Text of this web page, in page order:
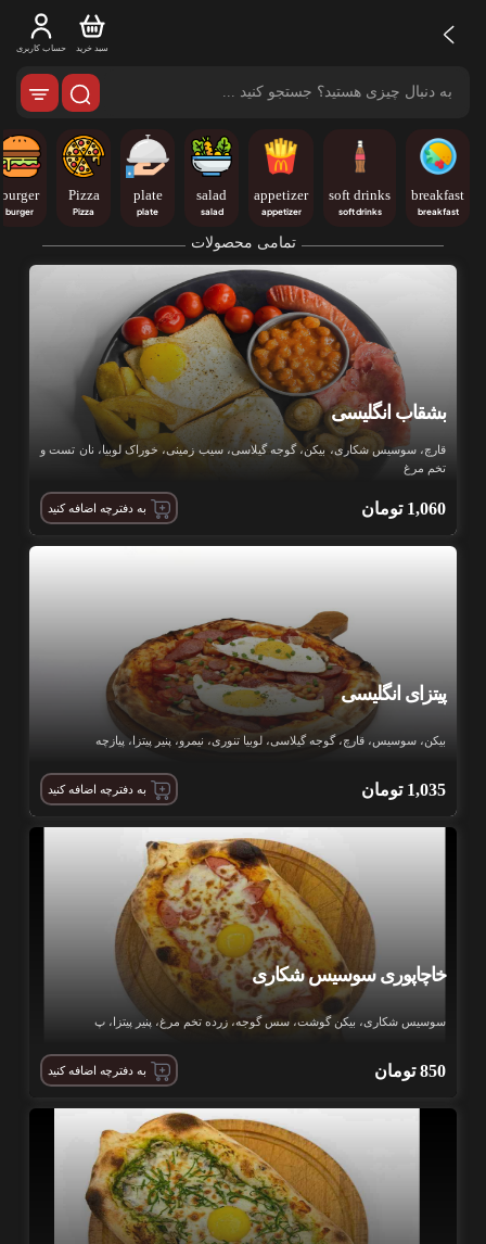
حساب کاربری سبد خرید
breakfast
breakfast
soft drinks
soft drinks
appetizer
appetizer
salad
salad
plate
plate
Pizza
Pizza
burger
burger
تمامی محصولات
بشقاب انگلیسی
قارچ، سوسیس شکاری، بیکن، گوجه گیلاسی، سیب زمینی، خوراک لوبیا، نان تست و
تخم مرغ
1,060 تومان به دفترچه اضافه کنید
پیتزای انگلیسی
بیکن، سوسیس، قارچ، گوجه گیلاسی، لوبیا تنوری، نیمرو، پنیر پیتزا، پیازچه
1,035 تومان به دفترچه اضافه کنید
خاچاپوری سوسیس شکاری
سوسیس شکاری، بیکن گوشت، سس گوجه، زرده تخم مرغ، پنیر پیتزا، پ
850 تومان به دفترچه اضافه کنید